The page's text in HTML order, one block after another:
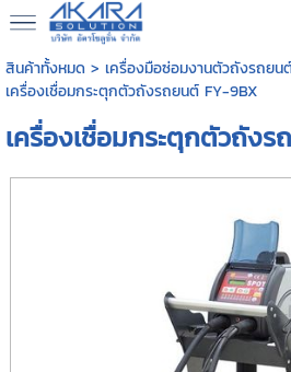
สินค้าทั้งหมด> เครื่องมือซ่อมงานตัวถังรถยน
เครื่องเชื่อมกระตุกตัวถังรถยนต์ FY-9BX
เครื่องเชื่อมกระตุกตัวถัง